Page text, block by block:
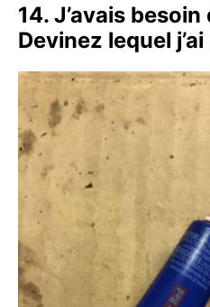
14. J’avais
Devinez lequel